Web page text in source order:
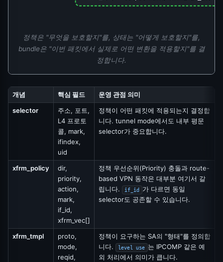
정책은 "무엇을 보호할지"를, 상태는 "어떻게 보호할지"를,
bundle은 "이번 패킷에서 실제로 어떤 변환을 적용할지"를 결
정합니다.
개념 핵심 필드
운영 관점 의미
selector
주소, 포트,
L4 프로토
콜, mark,
ifindex,
uid
정책이 어떤 패킷에 적용되는지 결정합
니다. tunnel mode에서도 내부 평문
selector가 중요합니다.
xfrm_policy
dir,
priority,
action,
mark,
if_id,
xfrm_vec[]
정책 우선순위(Priority) 충돌과 route-
based VPN 동작은 대부분 여기서 갈
립니다.
if_id
가 다르면 동일
selector도 공존할 수 있습니다.
xfrm_tmpl
proto,
mode,
reqid,
정책이 요구하는 SA의 "형태"를 정의합
니다.
level use 는 IPCOMP 같은 예
외 처리에서 의미가 큽니다.